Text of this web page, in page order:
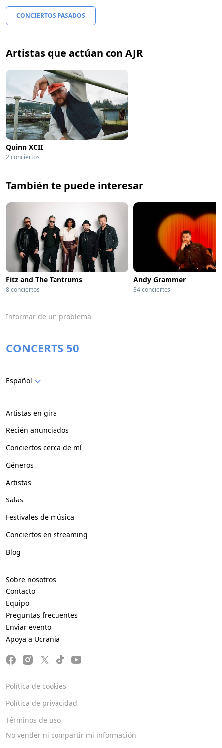
CONCIERTOS PASADOS
Artistas que actúan con AJR
Quinn XCII
2 conciertos
También te puede interesar
Fitz and The Tantrums
8 conciertos
Andy Grammer
34 conciertos
Informar de un problema
CONCERTS 50
Español
Artistas en gira
Recién anunciados
Conciertos cerca de mí
Géneros
Artistas
Salas
Festivales de música
Conciertos en streaming
Blog
Sobre nosotros
Contacto
Equipo
Preguntas frecuentes
Enviar evento
Apoya a Ucrania
Política de cookies
Política de privacidad
Términos de uso
No vender ni compartir mi información